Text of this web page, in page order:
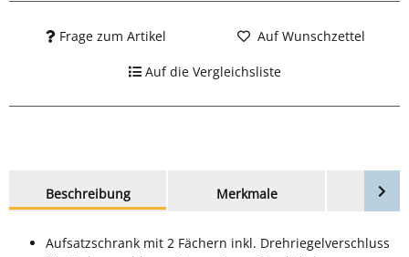
Frage zum Artikel Auf Wunschzettel
Auf die Vergleichsliste
Beschreibung
Merkmale
Aufsatzschrank mit 2 Fächern inkl. Drehriegelverschluss